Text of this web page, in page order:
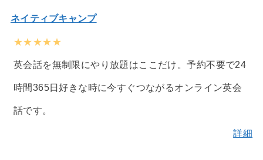
ネイティブキャンプ
★★★★★
英会話を無制限にやり放題はここだけ。予約不要で24
時間365日好きな時に今すぐつながるオンライン英会
話です。
詳細